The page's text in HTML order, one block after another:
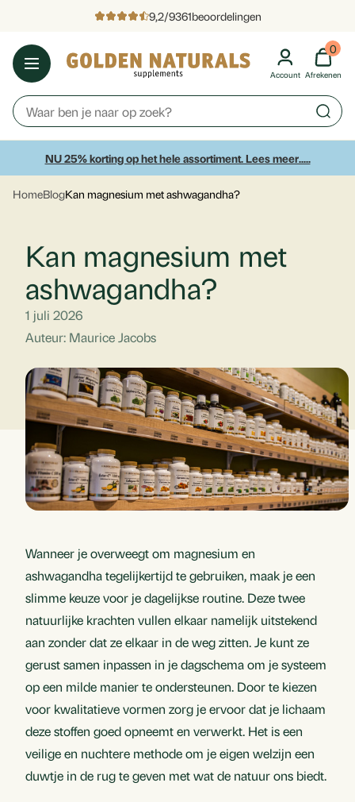
9,2/9361beoordelingen
Account
0
Afrekenen
NU 25% korting op het hele assortiment. Lees meer.....
HomeBlogKan magnesium met ashwagandha?
Kan magnesium met
ashwagandha?
1 juli 2026
Auteur: Maurice Jacobs
Wanneer je overweegt om magnesium en
ashwagandha tegelijkertijd te gebruiken, maak je een
slimme keuze voor je dagelijkse routine. Deze twee
natuurlijke krachten vullen elkaar namelijk uitstekend
aan zonder dat ze elkaar in de weg zitten. Je kunt ze
gerust samen inpassen in je dagschema om je systeem
op een milde manier te ondersteunen. Door te kiezen
voor kwalitatieve vormen zorg je ervoor dat je lichaam
deze stoffen goed opneemt en verwerkt. Het is een
veilige en nuchtere methode om je eigen welzijn een
duwtje in de rug te geven met wat de natuur ons biedt.